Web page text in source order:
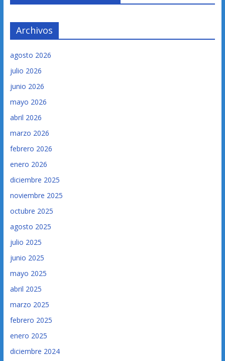
Archivos
agosto 2026
julio 2026
junio 2026
mayo 2026
abril 2026
marzo 2026
febrero 2026
enero 2026
diciembre 2025
noviembre 2025
octubre 2025
agosto 2025
julio 2025
junio 2025
mayo 2025
abril 2025
marzo 2025
febrero 2025
enero 2025
diciembre 2024